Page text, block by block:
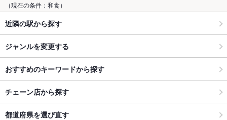
（現在の条件：和食）
近隣の駅から探す
ジャンルを変更する
おすすめのキーワードから探す
チェーン店から探す
都道府県を選び直す